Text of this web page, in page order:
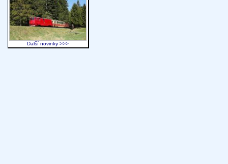
Další novinky >>>